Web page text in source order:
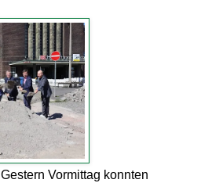
Gestern Vormittag konnten